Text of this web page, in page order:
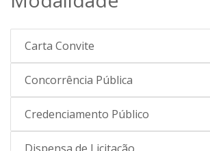
Carta Convite
Concorrência Pública
Credenciamento Público